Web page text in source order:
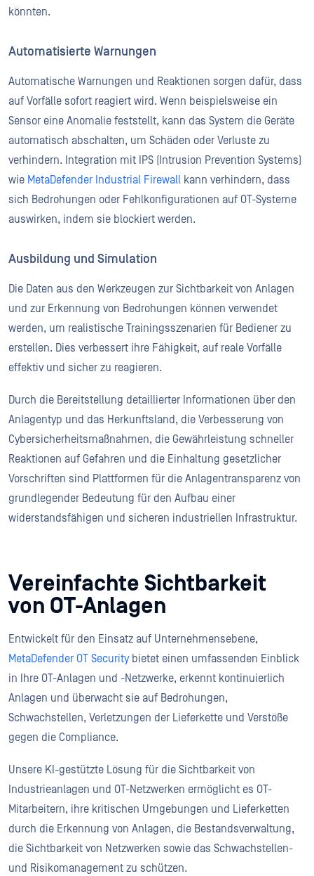
könnten.
Automatisierte Warnungen
Automatische Warnungen und Reaktionen sorgen dafür, dass
auf Vorfälle sofort reagiert wird. Wenn beispielsweise ein
Sensor eine Anomalie feststellt, kann das System die Geräte
automatisch abschalten, um Schäden oder Verluste zu
verhindern. Integration mit IPS (Intrusion Prevention Systems)
wie MetaDefender Industrial Firewall kann verhindern, dass
sich Bedrohungen oder Fehlkonfigurationen auf OT-Systeme
auswirken, indem sie blockiert werden.
Ausbildung und Simulation
Die Daten aus den Werkzeugen zur Sichtbarkeit von Anlagen
und zur Erkennung von Bedrohungen können verwendet
werden, um realistische Trainingsszenarien für Bediener zu
erstellen. Dies verbessert ihre Fähigkeit, auf reale Vorfälle
effektiv und sicher zu reagieren.
Durch die Bereitstellung detaillierter Informationen über den
Anlagentyp und das Herkunftsland, die Verbesserung von
Cybersicherheitsmaßnahmen, die Gewährleistung schneller
Reaktionen auf Gefahren und die Einhaltung gesetzlicher
Vorschriften sind Plattformen für die Anlagentransparenz von
grundlegender Bedeutung für den Aufbau einer
widerstandsfähigen und sicheren industriellen Infrastruktur.
Vereinfachte Sichtbarkeit
von OT-Anlagen
Entwickelt für den Einsatz auf Unternehmensebene,
MetaDefender OT Securitybietet einen umfassenden Einblick
in Ihre OT-Anlagen und -Netzwerke, erkennt kontinuierlich
Anlagen und überwacht sie auf Bedrohungen,
Schwachstellen, Verletzungen der Lieferkette und Verstöße
gegen die Compliance.
Unsere KI-gestützte Lösung für die Sichtbarkeit von
Industrieanlagen und OT-Netzwerken ermöglicht es OT-
Mitarbeitern, ihre kritischen Umgebungen und Lieferketten
durch die Erkennung von Anlagen, die Bestandsverwaltung,
die Sichtbarkeit von Netzwerken sowie das Schwachstellen-
und Risikomanagement zu schützen.